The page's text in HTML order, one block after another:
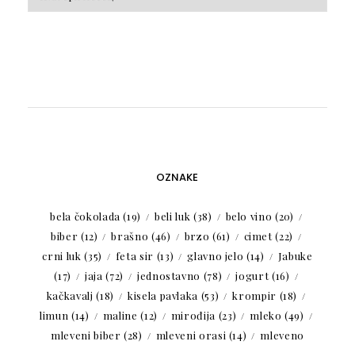
OZNAKE
bela čokolada (19) beli luk (38) belo vino (20)
biber (12) brašno (46) brzo (61) cimet(22)
crni luk (35) feta sir (13) glavno jelo (14)
Jabuke
(17)
jaja (72) jednostavno (78) jogurt(16)
kačkavalj (18) kisela pavlaka (53) krompir (18)
limun (14) maline (12) mirođija (23) mleko (49)
mleveni biber (28) mleveni orasi (14) mleveno